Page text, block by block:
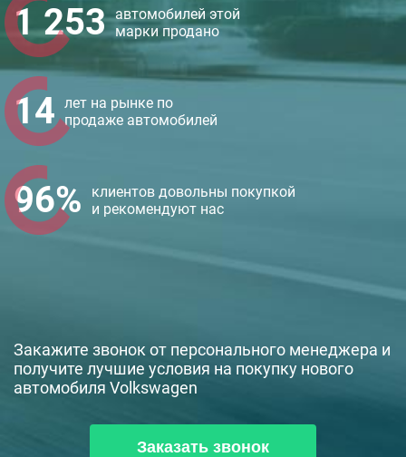
1 253 автомобилей этой
марки продано
14 лет на рынке по
продаже автомобилей
96%
клиентов довольны покупкой
и рекомендуют нас
Закажите звонок от персонального менеджера и
получите лучшие условия на покупку нового
автомобиля Volkswagen
Заказать звонок